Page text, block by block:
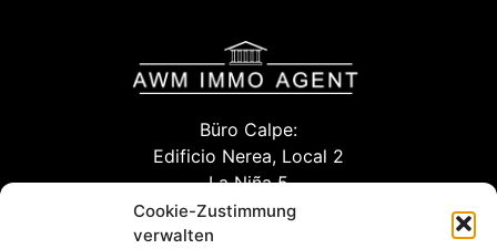
Cookie-Zustimmung
verwalten
Büro Calpe:
Edificio Nerea, Local 2
La Niña 5
03710 Calpe (Alicante)